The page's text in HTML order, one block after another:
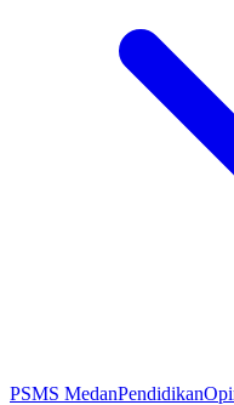
PSMS MedanPendidikan